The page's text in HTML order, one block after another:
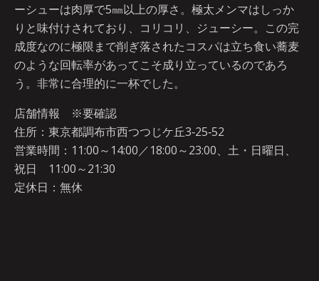
ーシューは肉厚で5㎜以上の厚さ。極太メンマはしっか
りと味付けされており、コリコリ、ジューシー。この完
成度なのに極限まで削ぎ落されたコスパは立ち食い蕎麦
のような回転率があってこそ成り立っているのであろ
う。非常に合理的に一杯でした。
店舗情報 ※要確認
住所：東京都調布市西つつじケ丘3‐25‐52
営業時間：11:00～14:00／18:00～23:00、土・日曜日、
祝日 11:00～21:30
定休日：無休